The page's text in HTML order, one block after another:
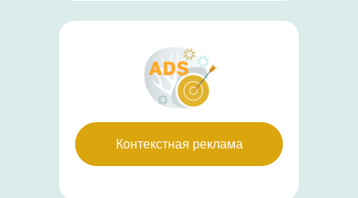
Контекстная реклама